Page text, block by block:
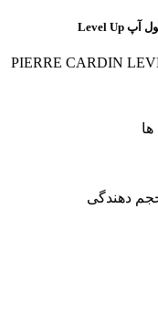
PIERRE CARDIN
دهندگی